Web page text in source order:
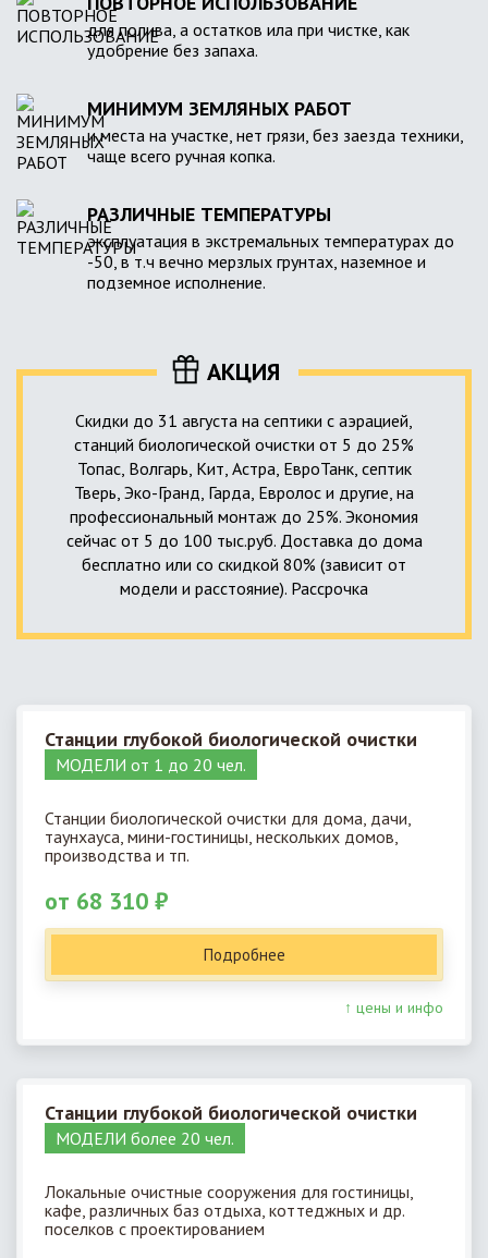
для полива, а остатков ила при чистке, как
удобрение без запаха.
МИНИМУМ ЗЕМЛЯНЫХ РАБОТ
и места на участке, нет грязи, без заезда техники,
чаще всего ручная копка.
РАЗЛИЧНЫЕ ТЕМПЕРАТУРЫ
эксплуатация в экстремальных температурах до
-50, в т.ч вечно мерзлых грунтах, наземное и
подземное исполнение.
АКЦИЯ
Скидки до 31 августа на септики с аэрацией,
станций биологической очистки от 5 до 25%
Топас, Волгарь, Кит, Астра, ЕвроТанк, септик
Тверь, Эко-Гранд, Гарда, Евролос и другие, на
профессиональный монтаж до 25%. Экономия
сейчас от 5 до 100 тыс.руб. Доставка до дома
бесплатно или со скидкой 80% (зависит от
модели и расстояние). Рассрочка
Станции глубокой биологической очистки
МОДЕЛИ от 1 до 20 чел.
Станции биологической очистки для дома, дачи,
таунхауса, мини-гостиницы, нескольких домов,
производства и тп.
от 68 310 ₽
Подробнее
↑ цены и инфо
Станции глубокой биологической очистки
МОДЕЛИ более 20 чел.
Локальные очистные сооружения для гостиницы,
кафе, различных баз отдыха, коттеджных и др.
поселков с проектированием